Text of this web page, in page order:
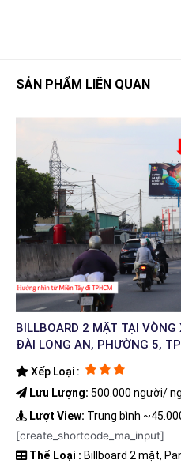
SẢN PHẨM LIÊN QUAN
BILLBOARD 2 MẶT TẠI VÒNG
ĐÀI LONG AN, PHƯỜNG 5,
Xếp Loại :
Lưu Lượng: 500.000 người/
Lượt View: Trung bình
[create_shortcode_ma_input]
Thể Loại : Billboard 2 mặt,